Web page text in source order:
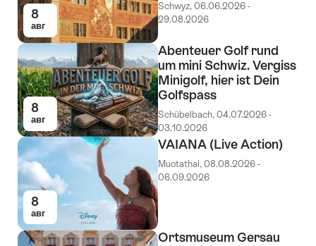
8
авг
Schwyz, 06.06.2026 -
29.08.2026
8
авг
Abenteuer Golf rund
um mini Schwiz. Vergiss
Minigolf, hier ist Dein
Golfspass
Schübelbach, 04.07.2026 -
03.10.2026
8
авг
VAIANA (Live Action)
Muotathal, 08.08.2026 -
06.09.2026
Ortsmuseum Gersau